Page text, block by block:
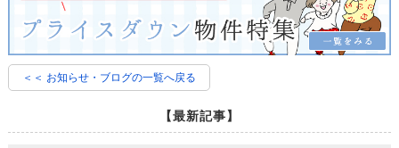
＜＜ お知らせ・ブログの一覧へ戻る
【最新記事】